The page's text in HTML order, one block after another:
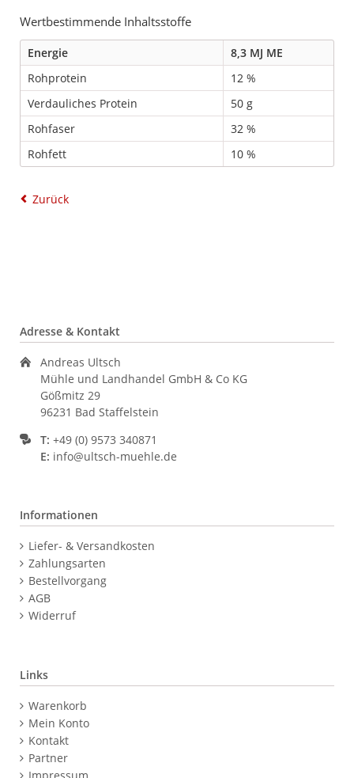
Wertbestimmende Inhaltsstoffe
Energie
8,3 MJ ME
Rohprotein
12 %
Verdauliches Protein
50 g
Rohfaser
32 %
Rohfett
10 %
Zurück
Adresse & Kontakt
Andreas Ultsch
Mühle und Landhandel GmbH & Co KG
Gößmitz 29
96231 Bad Staffelstein
T: +49 (0) 9573 340871
E: info@ultsch-muehle.de
Informationen
Navigation
überspringen
Liefer- & Versandkosten
Zahlungsarten
Bestellvorgang
AGB
Widerruf
Links
Navigation
überspringen
Warenkorb
Mein Konto
Kontakt
Partner